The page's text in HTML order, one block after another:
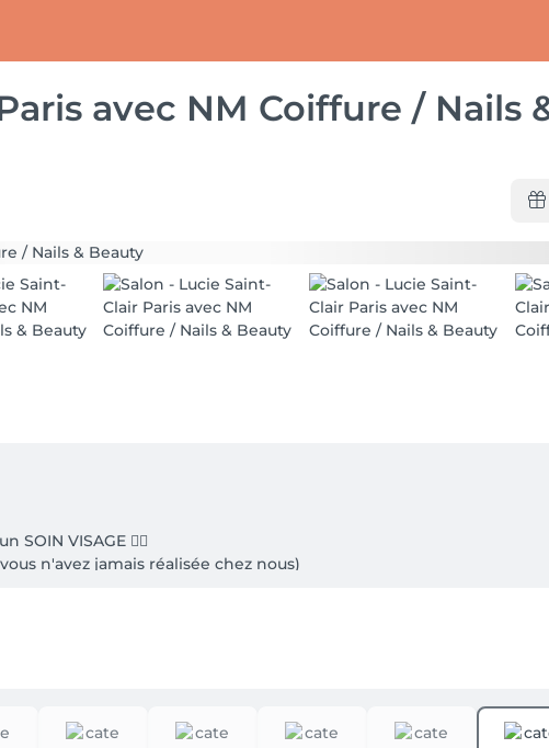
avec NM Coiffure / Nails
SOIN VISAGE 💆‍♀️
n'avez jamais réalisée chez nous)